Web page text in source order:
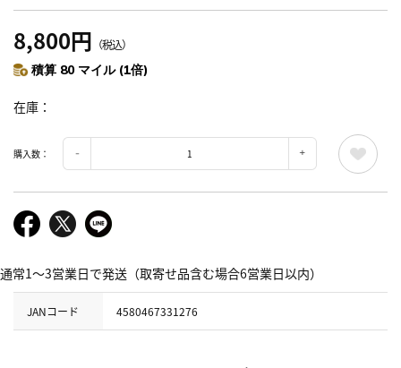
8,800円 （税込）
積算 80 マイル (1倍)
在庫
購入数：
通常1～3営業日で発送（取寄せ品含む場合6営業日以内）
JANコード 4580467331276